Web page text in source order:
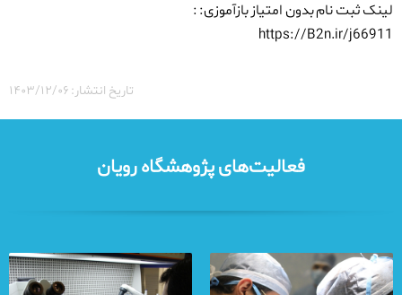
لینک ثبت نام بدون امتیاز بازآموزی: :
https://B2n.ir/j66911
تاریخ انتشار: ۱۴۰۳/۱۲/۰۶
فعالیت‌های پژوهشگاه رویان